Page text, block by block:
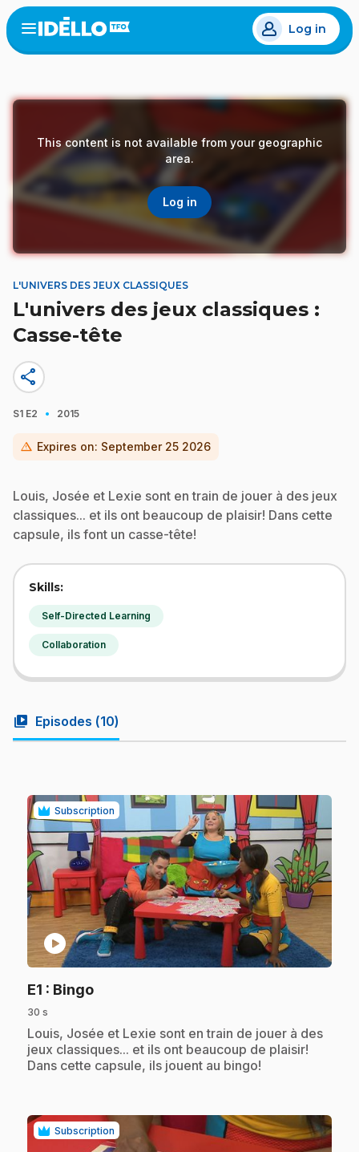
Skip
to
main
Open
menu
Log in
This content is not available from your geographic
area.
Log in
L'UNIVERS DES JEUX CLASSIQUES
L'univers des jeux classiques :
Casse-tête
share
S1 E2 · 2015
warning Expires on: September 25 2026
Louis, Josée et Lexie sont en train de jouer à des jeux
classiques... et ils ont beaucoup de plaisir! Dans cette
capsule, ils font un casse-tête!
Skills:
Self-Directed Learning
Collaboration
video_library Episodes (10)
Subscription
play_circle
E1 : Bingo.
30 s
.Louis, Josée et Lexie sont en train de jouer à des
jeux classiques... et ils ont beaucoup de plaisir!
Dans cette capsule, ils jouent au bingo!
Subscription